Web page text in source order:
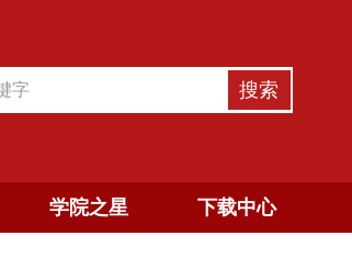
学院之星 下载中心